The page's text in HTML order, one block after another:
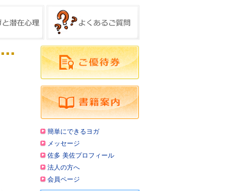
簡単にできるヨガ
メッセージ
佐多 美佐プロフィール
法人の方へ
会員ページ